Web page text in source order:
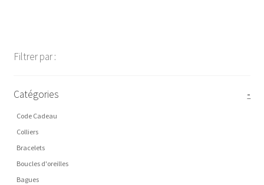
Filtrer par :
Catégories -
Code Cadeau
Colliers
Bracelets
Boucles d'oreilles
Bagues